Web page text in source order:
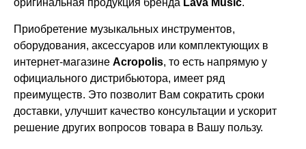
Приобретение музыкальных инструментов,
оборудования, аксессуаров или комплектующих в
интернет-магазине Acropolis, то есть напрямую у
официального дистрибьютора, имеет ряд
преимуществ. Это позволит Вам сократить сроки
доставки, улучшит качество консультации и ускорит
решение других вопросов товара в Вашу пользу.